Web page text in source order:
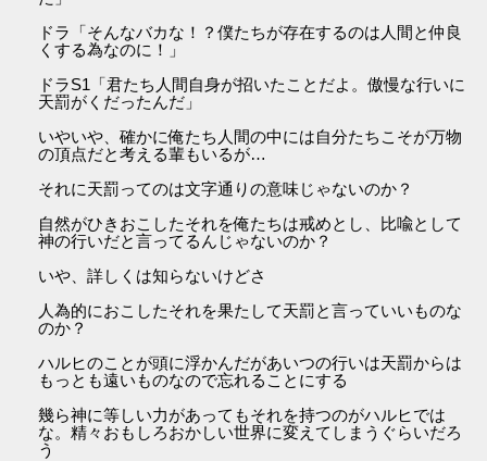
ドラ「そんなバカな！？僕たちが存在するのは人間と仲良
くする為なのに！」
ドラS1「君たち人間自身が招いたことだよ。傲慢な行いに
天罰がくだったんだ」
いやいや、確かに俺たち人間の中には自分たちこそが万物
の頂点だと考える輩もいるが…
それに天罰ってのは文字通りの意味じゃないのか？
自然がひきおこしたそれを俺たちは戒めとし、比喩として
神の行いだと言ってるんじゃないのか？
いや、詳しくは知らないけどさ
人為的におこしたそれを果たして天罰と言っていいものな
のか？
ハルヒのことが頭に浮かんだがあいつの行いは天罰からは
もっとも遠いものなので忘れることにする
幾ら神に等しい力があってもそれを持つのがハルヒでは
な。精々おもしろおかしい世界に変えてしまうぐらいだろ
う